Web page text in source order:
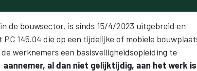
de bouwsector, is sinds 15/4/2023 uitgebreid en
145.04 die op een tijdelijke of mobiele
werknemers een basisveiligheidsopleiding te
al dan niet gelijktijdig, aan het werk